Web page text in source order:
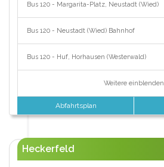
Bus 120 - Margarita-Platz, Neustadt (Wied)
Bus 120 - Neustadt (Wied) Bahnhof
Bus 120 - Huf, Horhausen (Westerwald)
Weitere einblenden
Abfahrtsplan
Heckerfeld